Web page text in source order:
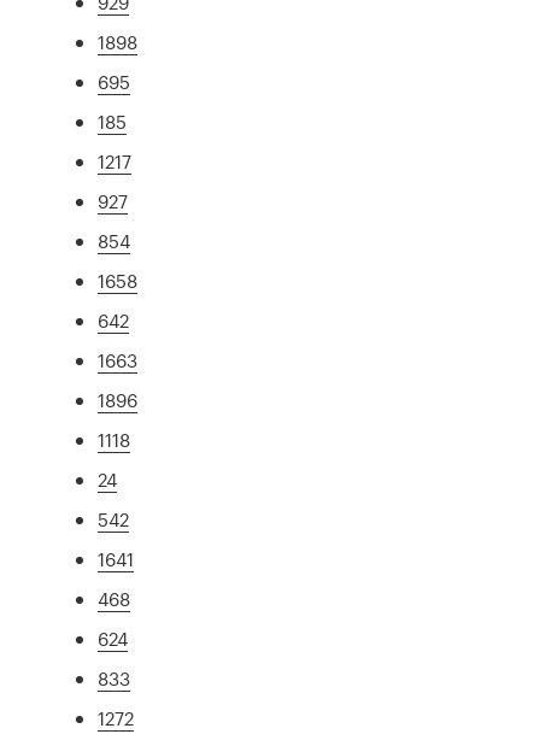
1898
695
185
1217
927
854
1658
642
1663
1896
1118
24
542
1641
468
624
833
1272